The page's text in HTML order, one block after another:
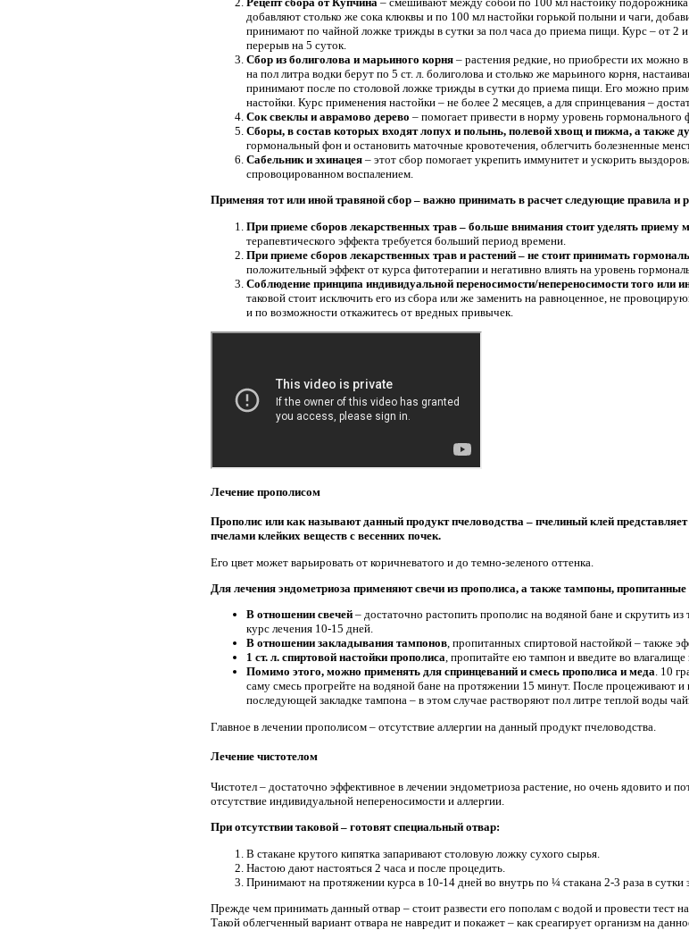
добавляют столько же сока клюквы и по 100 мл настойки горькой полыни и чаги,
принимают по чайной ложке трижды в сутки за пол часа до приема пищи. Курс – от 2
перерыв на 5 суток.
Сбор из болиголова и марьиного корня – растения редкие, но приобрести их можно
на пол литра водки берут по 5 ст. л. болиголова и столько же марьиного корня,
принимают после по столовой ложке трижды в сутки до приема пищи. Его можно
настойки. Курс применения настойки – не более 2 месяцев, а для спринцевания –
Сок свеклы и аврамово дерево – помогает привести в норму уровень гормонального
Сборы, в состав которых входят лопух и полынь, полевой хвощ и пижма, а также
гормональный фон и остановить маточные кровотечения, облегчить болезненные
Сабельник и эхинацея – этот сбор помогает укрепить иммунитет и ускорить
спровоцированном воспалением.
Применяя тот или иной травяной сбор – важно принимать в расчет следующие правила и
При приеме сборов лекарственных трав – больше внимания стоит уделять приему
терапевтического эффекта требуется больший период времени.
При приеме сборов лекарственных трав и растений – не стоит принимать
положительный эффект от курса фитотерапии и негативно влиять на уровень
Соблюдение принципа индивидуальной переносимости/непереносимости того или
таковой стоит исключить его из сбора или же заменить на равноценное, не
и по возможности откажитесь от вредных привычек.
Лечение прополисом
Прополис или как называют данный продукт пчеловодства – пчелиный клей
пчелами клейких веществ с весенних почек.
Его цвет может варьировать от коричневатого и до темно-зеленого оттенка.
Для лечения эндометриоза применяют свечи из прополиса, а также тампоны,
В отношении свечей – достаточно растопить прополис на водяной бане и скрутить
курс лечения 10-15 дней.
В отношении закладывания тампонов, пропитанных спиртовой настойкой – также
1 ст. л. спиртовой настойки прополиса, пропитайте ею тампон и введите во влагалище
Помимо этого, можно применять для спринцеваний и смесь прополиса и меда. 10
саму смесь прогрейте на водяной бане на протяжении 15 минут. После процеживают
последующей закладке тампона – в этом случае растворяют пол литре теплой воды
Главное в лечении прополисом – отсутствие аллергии на данный продукт пчеловодства.
Лечение чистотелом
Чистотел – достаточно эффективное в лечении эндометриоза растение, но очень ядовито и
отсутствие индивидуальной непереносимости и аллергии.
При отсутствии таковой – готовят специальный отвар:
В стакане крутого кипятка запаривают столовую ложку сухого сырья.
Настою дают настояться 2 часа и после процедить.
Принимают на протяжении курса в 10-14 дней во внутрь по ¼ стакана 2-3 раза в сутки
Прежде чем принимать данный отвар – стоит развести его пополам с водой и провести тест
Такой облегченный вариант отвара не навредит и покажет – как среагирует организм на